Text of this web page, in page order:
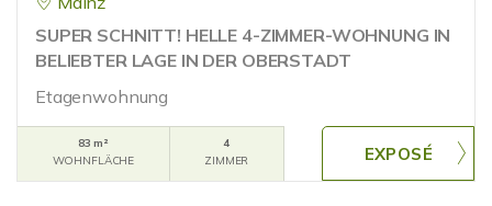
SUPER SCHNITT! HELLE 4-ZIMMER-WOHNUNG IN
BELIEBTER LAGE IN DER OBERSTADT
Etagenwohnung
83 m²
WOHNFLÄCHE
4
ZIMMER